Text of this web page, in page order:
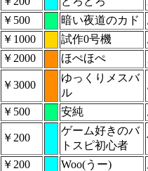
￥500 暗い夜道のカド
￥1000 試作0号機
￥2000 ほぺほぺ
￥3000
ゆっくりメスバ
ル
￥500 安純
￥200
ゲーム好きのバ
トスピ初心者
￥200 Woo(うー)